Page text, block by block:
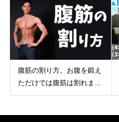
腹筋の割り方。お腹を鍛え
ただけでは腹筋は割れま...